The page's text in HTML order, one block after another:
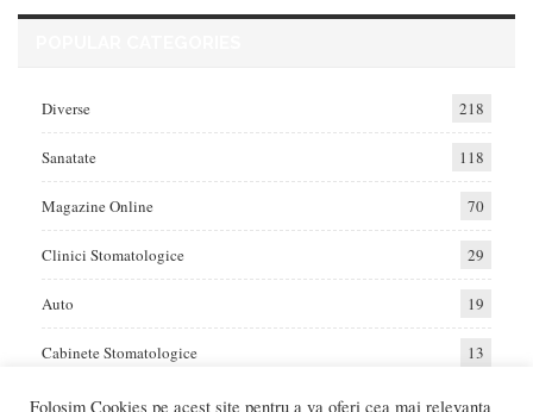
Diverse 218
Sanatate 118
Magazine Online 70
Clinici Stomatologice 29
Auto 19
Cabinete Stomatologice 13
Folosim Cookies pe acest site pentru a va oferi cea mai relevanta